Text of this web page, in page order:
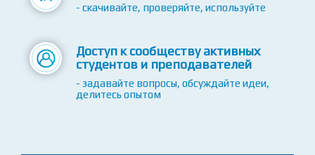
- скачивайте, проверяйте, используйте
Доступ к сообществу активных
студентов и преподавателей